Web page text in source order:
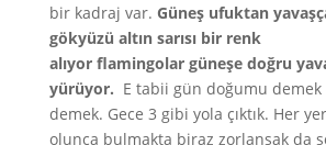
bir kadraj var. Güneş ufuktan
gökyüzü altın sarısı bir renk
alıyor flamingolar güneşe doğru
yürüyor. E tabii gün doğumu
demek. Gece 3 gibi yola çıktık. Her
olunca bulmakta biraz zorlansak da